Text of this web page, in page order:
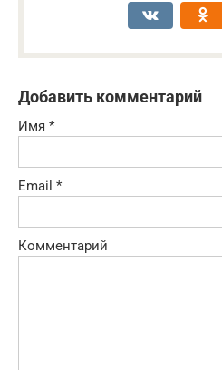
Добавить комментарий
Имя *
Email *
Комментарий